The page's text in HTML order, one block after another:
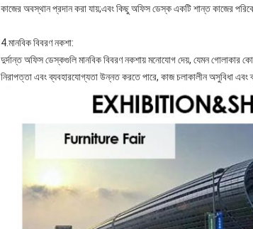
কাজের অবস্থান প্রদান করা যায়;এবং কিছু অফিস ডেস্ক একটি শান্ত কাজের
4.মানবিক বিবরণ নকশা:
দুর্দান্ত অফিস ডেস্কগুলি মানবিক বিবরণ নকশায় মনোযোগ দেয়, যেমন গোলাকার
নিরাপত্তা এবং ব্যবহারযোগ্যতা উন্নত করতে পারে, কাজ চলাকালীন অসুবিধা এবং